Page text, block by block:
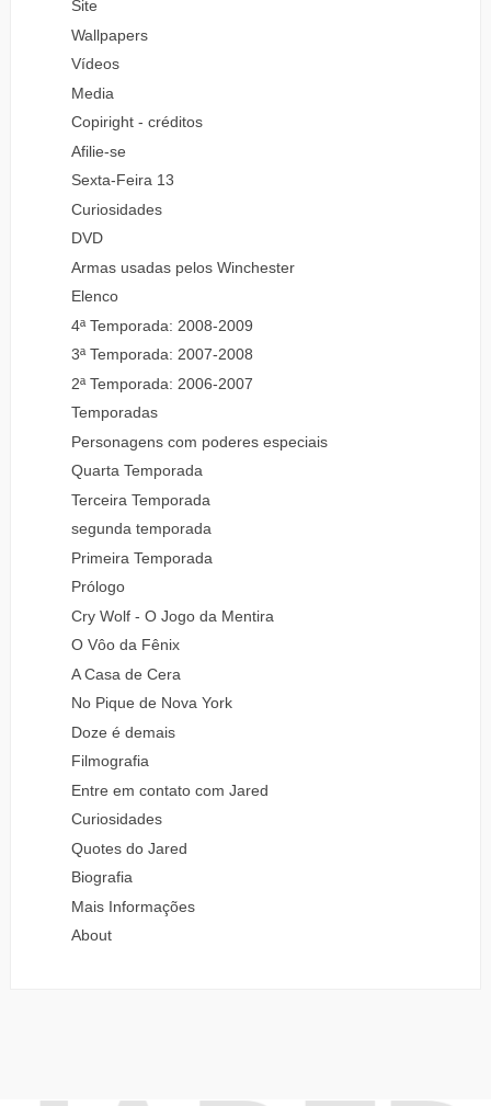
Site
Wallpapers
Vídeos
Media
Copiright - créditos
Afilie-se
Sexta-Feira 13
Curiosidades
DVD
Armas usadas pelos Winchester
Elenco
4ª Temporada: 2008-2009
3ª Temporada: 2007-2008
2ª Temporada: 2006-2007
Temporadas
Personagens com poderes especiais
Quarta Temporada
Terceira Temporada
segunda temporada
Primeira Temporada
Prólogo
Cry Wolf - O Jogo da Mentira
O Vôo da Fênix
A Casa de Cera
No Pique de Nova York
Doze é demais
Filmografia
Entre em contato com Jared
Curiosidades
Quotes do Jared
Biografia
Mais Informações
About